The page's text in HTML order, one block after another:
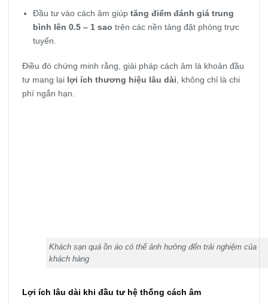
Đầu tư vào cách âm giúptăng điểm đánh giá trung
bình lên 0.5 – 1 sao trên các nền tảng đặt phòng trực
tuyến.
Điều đó chứng minh rằng, giải pháp cách âm là khoản đầu
tư mang lại lợi ích thương hiệu lâu dài , không chỉ là chi
phí ngắn hạn.
Khách sạn quá ồn áo có thể ảnh hưởng đến trải nghiệm của
khách hàng
Lợi ích lâu dài khi đầu tư hệ thống cách âm